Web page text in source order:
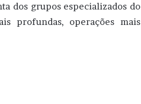
dos grupos especializados do
profundas, operações mais